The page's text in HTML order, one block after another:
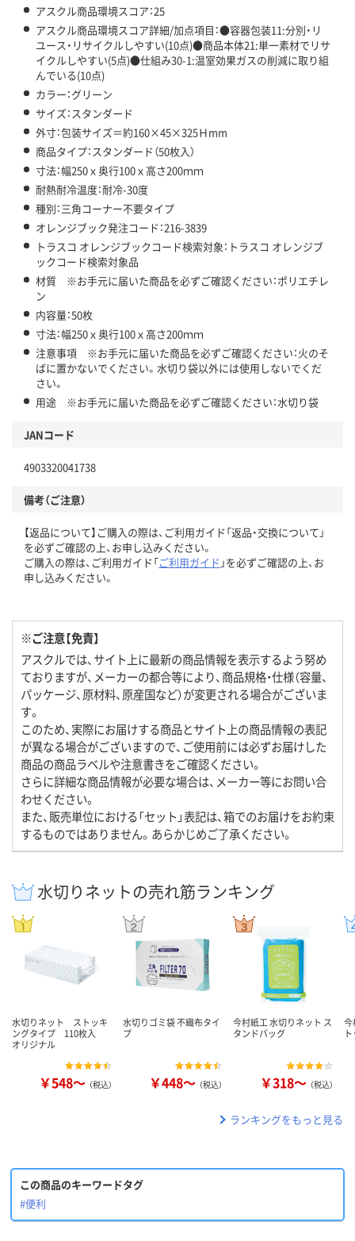
アスクル商品環境スコア：25
アスクル商品環境スコア詳細/加点項目：●容器包装11:分別・リ
ユース・リサイクルしやすい(10点)●商品本体21:単一素材でリサ
イクルしやすい(5点)●仕組み30-1:温室効果ガスの削減に取り組
んでいる(10点)
カラー：グリーン
サイズ：スタンダード
外寸：包装サイズ＝約160×45×325Ｈmm
商品タイプ：スタンダード（50枚入）
寸法：幅250ｘ奥行100ｘ高さ200ｍｍ
耐熱耐冷温度：耐冷-30度
種別：三角コーナー不要タイプ
オレンジブック発注コード：216-3839
トラスコ オレンジブックコード検索対象：トラスコ オレンジブ
ックコード検索対象品
材質 ※お手元に届いた商品を必ずご確認ください：ポリエチレ
ン
内容量：50枚
寸法：幅250ｘ奥行100ｘ高さ200ｍｍ
注意事項 ※お手元に届いた商品を必ずご確認ください：火のそ
ばに置かないでください。水切り袋以外には使用しないでくだ
さい。
用途 ※お手元に届いた商品を必ずご確認ください：水切り袋
JANコード
4903320041738
備考（ご注意）
【返品について】ご購入の際は、ご利用ガイド「返品・交換について」
を必ずご確認の上、お申し込みください。
ご購入の際は、ご利用ガイド「ご利用ガイド 」を必ずご確認の上、お
申し込みください。
※ご注意【免責】
アスクルでは、サイト上に最新の商品情報を表示するよう努め
ておりますが、メーカーの都合等により、商品規格・仕様（容量、
パッケージ、原材料、原産国など）が変更される場合がございま
す。
このため、実際にお届けする商品とサイト上の商品情報の表記
が異なる場合がございますので、ご使用前には必ずお届けした
商品の商品ラベルや注意書きをご確認ください。
さらに詳細な商品情報が必要な場合は、メーカー等にお問い合
わせください。
また、販売単位における「セット」表記は、箱でのお届けをお約束
するものではありません。あらかじめご了承ください。
水切りネットの売れ筋ランキング
水切りネット ストッキ
ングタイプ 110枚入
オリジナル
￥548～ （税込）
水切りゴミ袋 不織布タイ
プ
￥448～ （税込）
今村紙工 水切りネット ス
タンドバッグ
￥318～ （税込）
今
ランキングをもっと見る
この商品のキーワードタグ
#便利